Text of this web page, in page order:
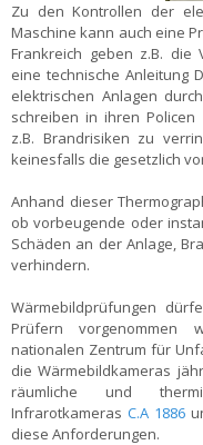
Zu den Kontrollen der
Maschine kann auch eine
Frankreich geben z.B. die
eine technische Anleitung
elektrischen Anlagen
schreiben in ihren Policen
z.B. Brandrisiken zu
keinesfalls die gesetzlich
Anhand dieser
ob vorbeugende oder
Schäden an der Anlage,
verhindern.
Wärmebildprüfungen
Prüfern vorgenommen
nationalen Zentrum für
die Wärmebildkameras
räumliche und
Infrarotkameras C.A 1886
diese Anforderungen.